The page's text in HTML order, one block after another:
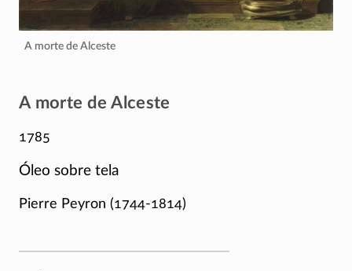
A morte de Alceste
A morte de Alceste
1785
Óleo sobre tela
Pierre Peyron (1744-1814)